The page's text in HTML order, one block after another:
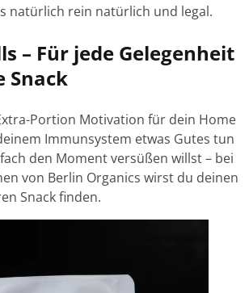
natürlich rein natürlich und legal.
– Für jede Gelegenheit
Snack
Portion Motivation für dein Home
Immunsystem etwas Gutes tun
den Moment versüßen willst – bei
von Berlin Organics wirst du deinen
Snack finden.